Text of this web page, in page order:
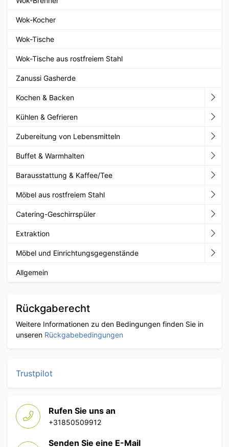
Wok-Kocher
Wok-Tische
Wok-Tische aus rostfreiem Stahl
Zanussi Gasherde
Kochen & Backen
Kühlen & Gefrieren
Zubereitung von Lebensmitteln
Buffet & Warmhalten
Barausstattung & Kaffee/Tee
Möbel aus rostfreiem Stahl
Catering-Geschirrspüler
Extraktion
Möbel und Einrichtungsgegenstände
Allgemein
Rückgaberecht
Weitere Informationen zu den Bedingungen finden Sie in
unseren Rückgabebedingungen
Trustpilot
Rufen Sie uns an
+31850509912
Senden Sie eine E-Mail